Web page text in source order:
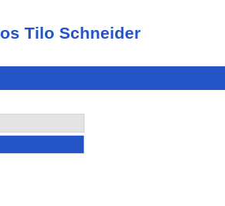
Tilo Schneider